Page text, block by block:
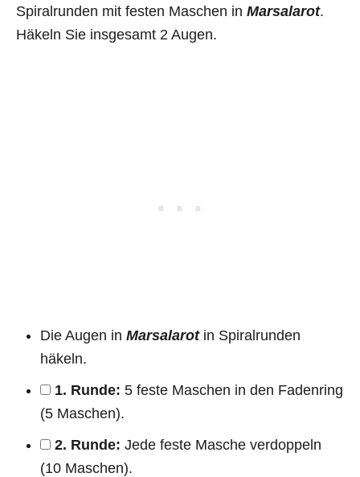
Spiralrunden mit festen Maschen in Marsalarot.
Häkeln Sie insgesamt 2 Augen.
Die Augen in Marsalarotin Spiralrunden
häkeln.
1. Runde: 5 feste Maschen in den Fadenring
(5 Maschen).
2. Runde: Jede feste Masche verdoppeln
(10 Maschen).